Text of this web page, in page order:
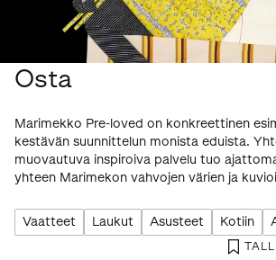
Osta
Marimekko Pre-loved on konkreettinen
kestävän suunnittelun monista eduista.
muovautuva inspiroiva palvelu tuo
yhteen Marimekon vahvojen värien ja
Vaatteet Laukut Asusteet Kotiin